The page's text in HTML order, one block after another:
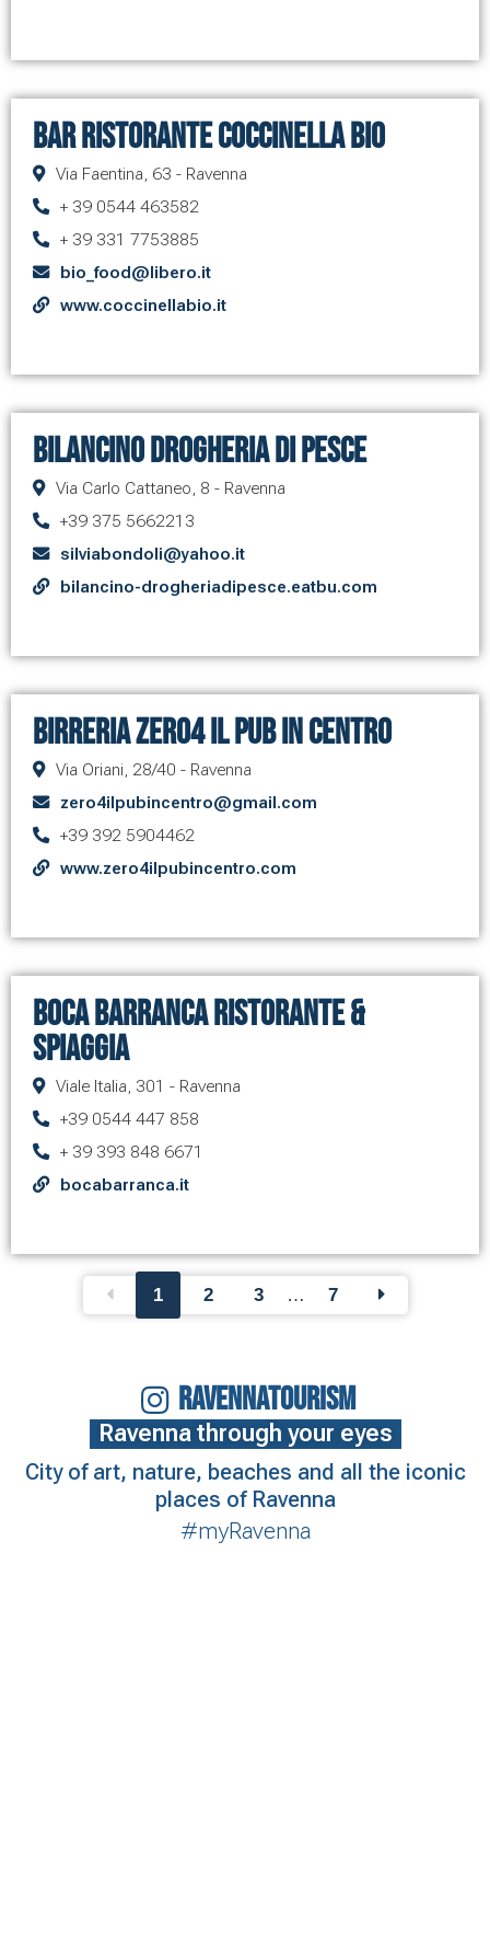
Bar Ristorante Coccinella Bio
Via Faentina, 63 - Ravenna
+ 39 0544 463582
+ 39 331 7753885
bio_food@libero.it
www.coccinellabio.it
Bilancino Drogheria di Pesce
Via Carlo Cattaneo, 8 - Ravenna
+39 375 5662213
silviabondoli@yahoo.it
bilancino-drogheriadipesce.eatbu.com
Birreria Zero4 Il Pub In Centro
Via Oriani, 28/40 - Ravenna
zero4ilpubincentro@gmail.com
+39 392 5904462
www.zero4ilpubincentro.com
Boca Barranca Ristorante &
Spiaggia
Viale Italia, 301 - Ravenna
+39 0544 447 858
+ 39 393 848 6671
bocabarranca.it
1 2 3 … 7
RAVENNATOURISM
Ravenna through your eyes
City of art, nature, beaches and all the iconic
places of Ravenna
#myRavenna